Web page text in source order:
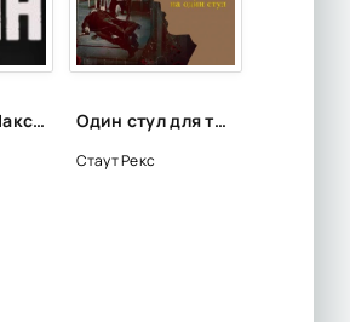
Невинная - Максим Рыбак Один стул для троих - Рекс Стаут
Стаут Рекс